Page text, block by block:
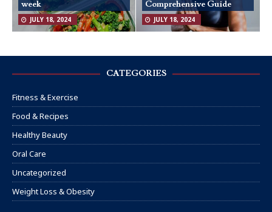
week
JULY 18, 2024
Comprehensive Guide
JULY 18, 2024
CATEGORIES
Fitness & Exercise
Food & Recipes
Healthy Beauty
Oral Care
Uncategorized
Weight Loss & Obesity